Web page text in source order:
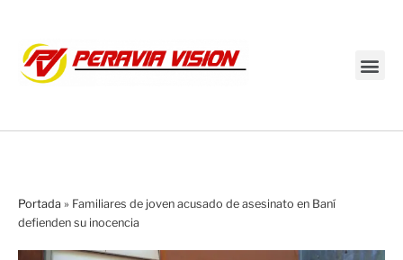
Portada » Familiares de joven acusado de asesinato en Baní
defienden su inocencia